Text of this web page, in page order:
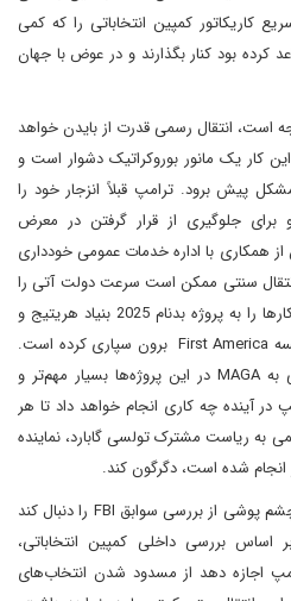
کاریکاتور کمپین انتخاباتی را که کمی
کرده بود کنار بگذارند و در عوض با جهان
است، انتقال رسمی قدرت از بایدن خواهد
کار یک مانور بوروکراتیک دشوار است و
پیش برود. ترامپ قبلاً انزجار خود را
جلوگیری از قرار گرفتن در معرض
همکاری با اداره خدمات عمومی خودداری
سنتی ممکن است سرعت دولت آتی را
چندان کند نکند، زیرا از قبل بیشتر کارها را به پروژه بدنام 2025 بنیاد هریتیج و
پروژه انتقال کمتر شناخته شده مؤسسه First America برون سپاری کرده است.
کار انجام شده توسط مؤمنان واقعی به MAGA در این پروژه‌ها بسیار مهم‌تر و
آینده چه کاری انجام خواهد داد تا هر
به ریاست مشترک تولسی گابارد، نماینده
انجام شده است، دگرگون کند.
اگر تیم ترامپ برنامه‌های خود برای چشم پوشی از بررسی سوابق FBI را دنبال کند
بررسی داخلی کمپین انتخاباتی،
اجازه دهد از مسدود شدن انتخاب‌های